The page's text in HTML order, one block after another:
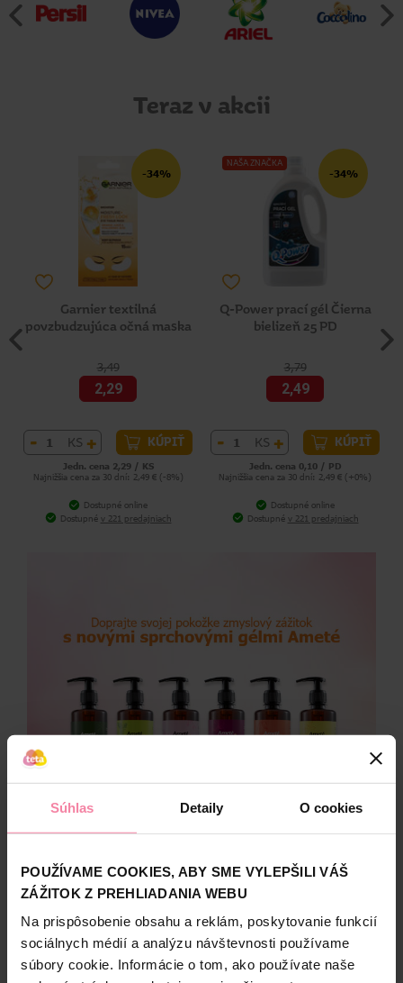
Súhlas Detaily O cookies
POUŽÍVAME COOKIES, ABY SME VYLEPŠILI VÁŠ
ZÁŽITOK Z PREHLIADANIA WEBU
Na prispôsobenie obsahu a reklám, poskytovanie funkcií
sociálnych médií a analýzu návštevnosti používame
súbory cookie. Informácie o tom, ako používate naše
Teraz v akcii
-34%
Garnier textilná
povzbudzujúca očná maska
3,49
2,29
- KS + KÚPIŤ
Jedn. cena 2,29 / KS
Najnižšia cena za 30 dní: 2,49 € (-8%)
Dostupné online
Dostupné v 221 predajniach
NAŠA ZNAČKA
-34%
Q-Power prací gél Čierna
bielizeň 25 PD
3,79
2,49
- KS + KÚPIŤ
Jedn. cena 0,10 / PD
Najnižšia cena za 30 dní: 2,49 € (+0%)
Dostupné online
Dostupné v 221 predajniach